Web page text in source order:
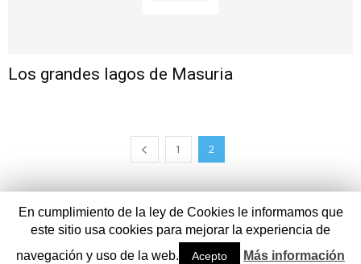
Los grandes lagos de Masuria
1 2
Aviso legal
Contacto
© ViajarxEuropa.com - Disfruta viajando por Europa.
En cumplimiento de la ley de Cookies le informamos que
este sitio usa cookies para mejorar la experiencia de
navegación y uso de la web.
Acepto Más información